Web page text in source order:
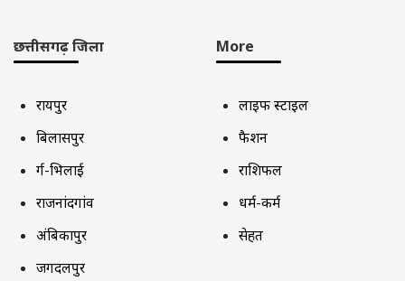
छत्तीसगढ़ जिला
रायपुर
बिलासपुर
दुर्ग-भिलाई
राजनांदगांव
अंबिकापुर
जगदलपुर
More
लाइफ स्टाइल
फैशन
राशिफल
धर्म-कर्म
सेहत